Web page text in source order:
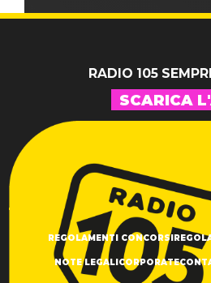
RADIO 105
SCARICA
REGOLAMENTI CONCORSI
NOTE LEGALICORPORATE